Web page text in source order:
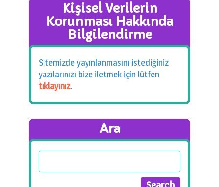
Kişisel Verilerin
Korunması Hakkında
Bilgilendirme
Sitemizde yayınlanmasını istediğiniz
yazılarınızı bize iletmek için lütfen
tıklayınız.
Ara